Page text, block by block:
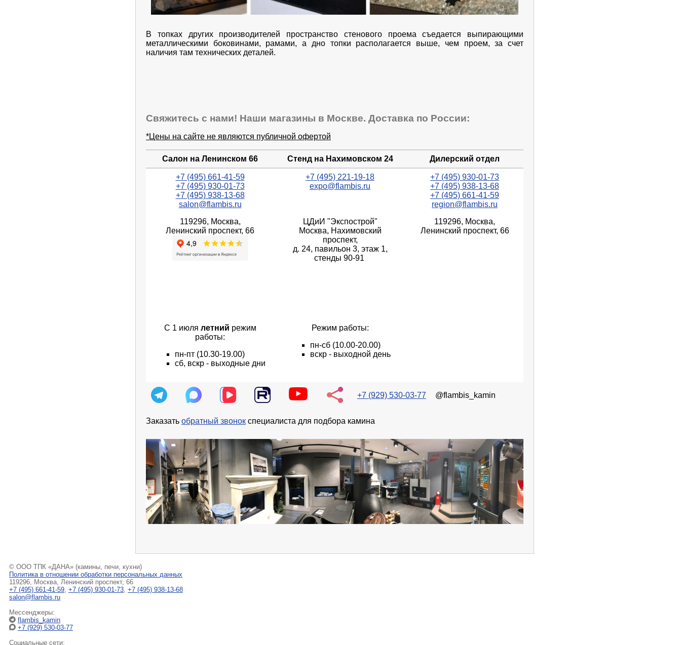
В топках других производителей пространство стенового проема съедается выпирающими
металлическими боковинами, рамами, а дно топки располагается выше, чем проем, за счет
наличия там технических деталей.
Свяжитесь с нами! Наши магазины в Москве. Доставка по России:
*Цены на сайте не являются публичной офертой
Салон на Ленинском 66 Стенд на Нахимовском 24 Дилерский отдел
+7 (495) 661-41-59
+7 (495) 930-01-73
+7 (495) 938-13-68
salon@flambis.ru
+7 (495) 221-19-18
expo@flambis.ru
+7 (495) 930-01-73
+7 (495) 938-13-68
+7 (495) 661-41-59
region@flambis.ru
119296, Москва,
Ленинский проспект, 66
ЦДиИ "Экспострой"
Москва, Нахимовский
проспект,
д. 24, павильон 3, этаж 1,
стенды 90-91
119296, Москва,
Ленинский проспект, 66
С 1 июля летний режим
работы:
пн-пт (10.30-19.00)
сб, вскр - выходные дни
Режим работы:
пн-сб(10.00-20.00)
вскр - выходной день
+7 (929) 530-03-77 @flambis_kamin
Заказать обратный звонок специалиста для подбора камина
© ООО ТПК «ДАНА» (камины, печи, кухни)
Политика в отношении обработки персональных данных
119296, Москва, Ленинский проспект, 66
+7 (495) 661-41-59, +7 (495) 930-01-73, +7 (495) 938-13-68
salon@flambis.ru
Мессенджеры:
flambis_kamin
+7 (929) 530-03-77
Социальные сети: